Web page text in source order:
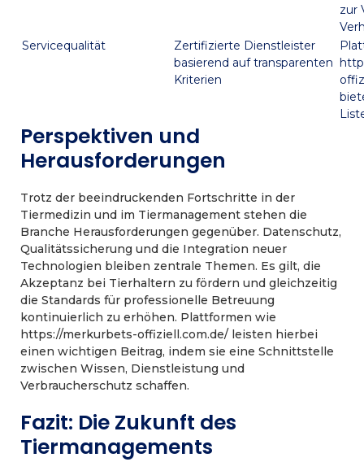
zur
Servicequalität
Zertifizierte Dienstleister
basierend auf transparenten
Kriterien
Perspektiven und
Herausforderungen
Trotz der beeindruckenden Fortschritte in der
Tiermedizin und im Tiermanagement stehen die
Branche Herausforderungen gegenüber. Datenschutz,
Qualitätssicherung und die Integration neuer
Technologien bleiben zentrale Themen. Es gilt, die
Akzeptanz bei Tierhaltern zu fördern und gleichzeitig
die Standards für professionelle Betreuung
kontinuierlich zu erhöhen. Plattformen wie
https://merkurbets-offiziell.com.de/ leisten hierbei
einen wichtigen Beitrag, indem sie eine Schnittstelle
zwischen Wissen, Dienstleistung und
Verbraucherschutz schaffen.
Fazit: Die Zukunft des
Tiermanagements